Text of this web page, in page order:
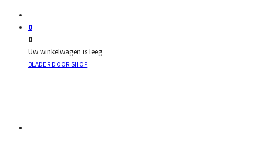
0
0
Uw winkelwagen is leeg
BLADER DOOR SHOP